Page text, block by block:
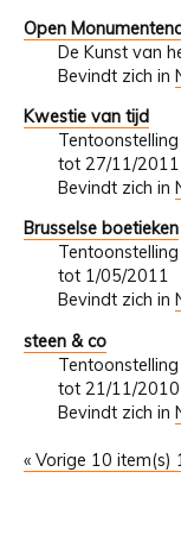
Open
De Kunst van
Bevindt zich in
Kwestie van tijd
tot 27/11/2011
Bevindt zich in
Brusselse boetieken
tot 1/05/2011
Bevindt zich in
steen & co
tot 21/11/2010
Bevindt zich in
« Vorige 10 item(s)